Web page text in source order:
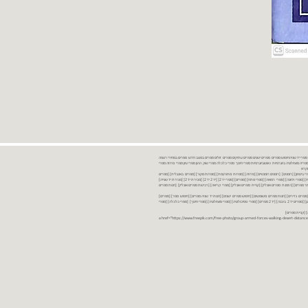
ספרים יד שניה ספרים משומשים ספרים חדשים ספרים יד 2 מכירת ספרים יד שניה ספרי יד שניהחיפוש ספרים ספרים ישנים ספרים עתיקים ספרים זולים ספרים במצב חדש ספרים במחירי רצפה
במבצע ספרים יד 2 ברמת גן ספרים יד 2 ביבנה יד 2 ספרים ספרי פסיכולוגיה ספריה סוציולוגיה ביוגרפיות ו אוטוביוגרפיות ספרי חינוך ספרי כלכלה ספרי שוק ההון ספרי עיון ספרי פרוזה ספרי
ביטחון] [רומנים] [רומנים רומנטיים] [פרוזה] [ספרות מתורגמת] [ספרות מקור] [ספרים באנגלית] [ספרים
חדשים מהחנות] [ספרים מומלצים] [ספרי בישול] [ספרי עידן חדש] [ספרי עסקים] [ספרי מורשת] [מחזות] [ספרי שירה] [ספרי בריאות] [ספרי תזונה] [ספרי רפואה] [ספרי מתח] [ספרים] [ספרי יד 2[ [יד 2 יד 2[ [מכירת יד 2[ [מכירת יד שנייה]
יד 2[ [ספר] [ספרים יד 2[ [הזמנת ספרים] [יד 2 ספרים] [ספרים בזול] [אתר ספרים] [הזמנת ספרים אונליין] [קניית ספרים אונליין] [ספרי קריאה] [רכישת ספרים אונליין] [חנות ספרים
נדירים] [חנות ספרים משומשים] [חיפוש ספרים ישנים] [חנות יד שניה ספרים] [חיפוש ספר] [ספרים]
[חנות ספרים זולים] [ספרים חדשים] [ספרים במחירי רצפה] [ספרים במשלוח חינם] [ספרים במשלוח עד הבית] [ספרים יד 2 ברמת גן] [ספרים יד 2 ביבנה] [יד 2 ספרים] [ספרי פסיכולוגיה] [ספרי סוציולוגיה] [ספרי חינוך] [ספרי כלכלה] [ספרי
[קניית ספרים]
<a href="https://www.freepik.com/free-photo/group-armed-forces-walking-desert-